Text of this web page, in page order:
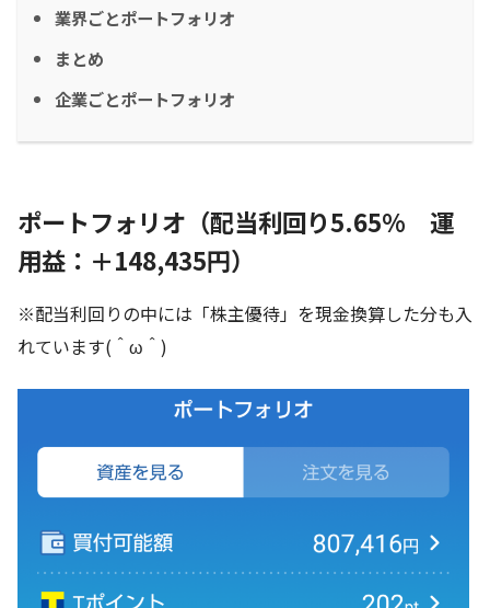
業界ごとポートフォリオ
まとめ
企業ごとポートフォリオ
ポートフォリオ（配当利回り5.65% 運
用益：＋148,435円）
※配当利回りの中には「株主優待」を現金換算した分も入
れています(＾ω＾)